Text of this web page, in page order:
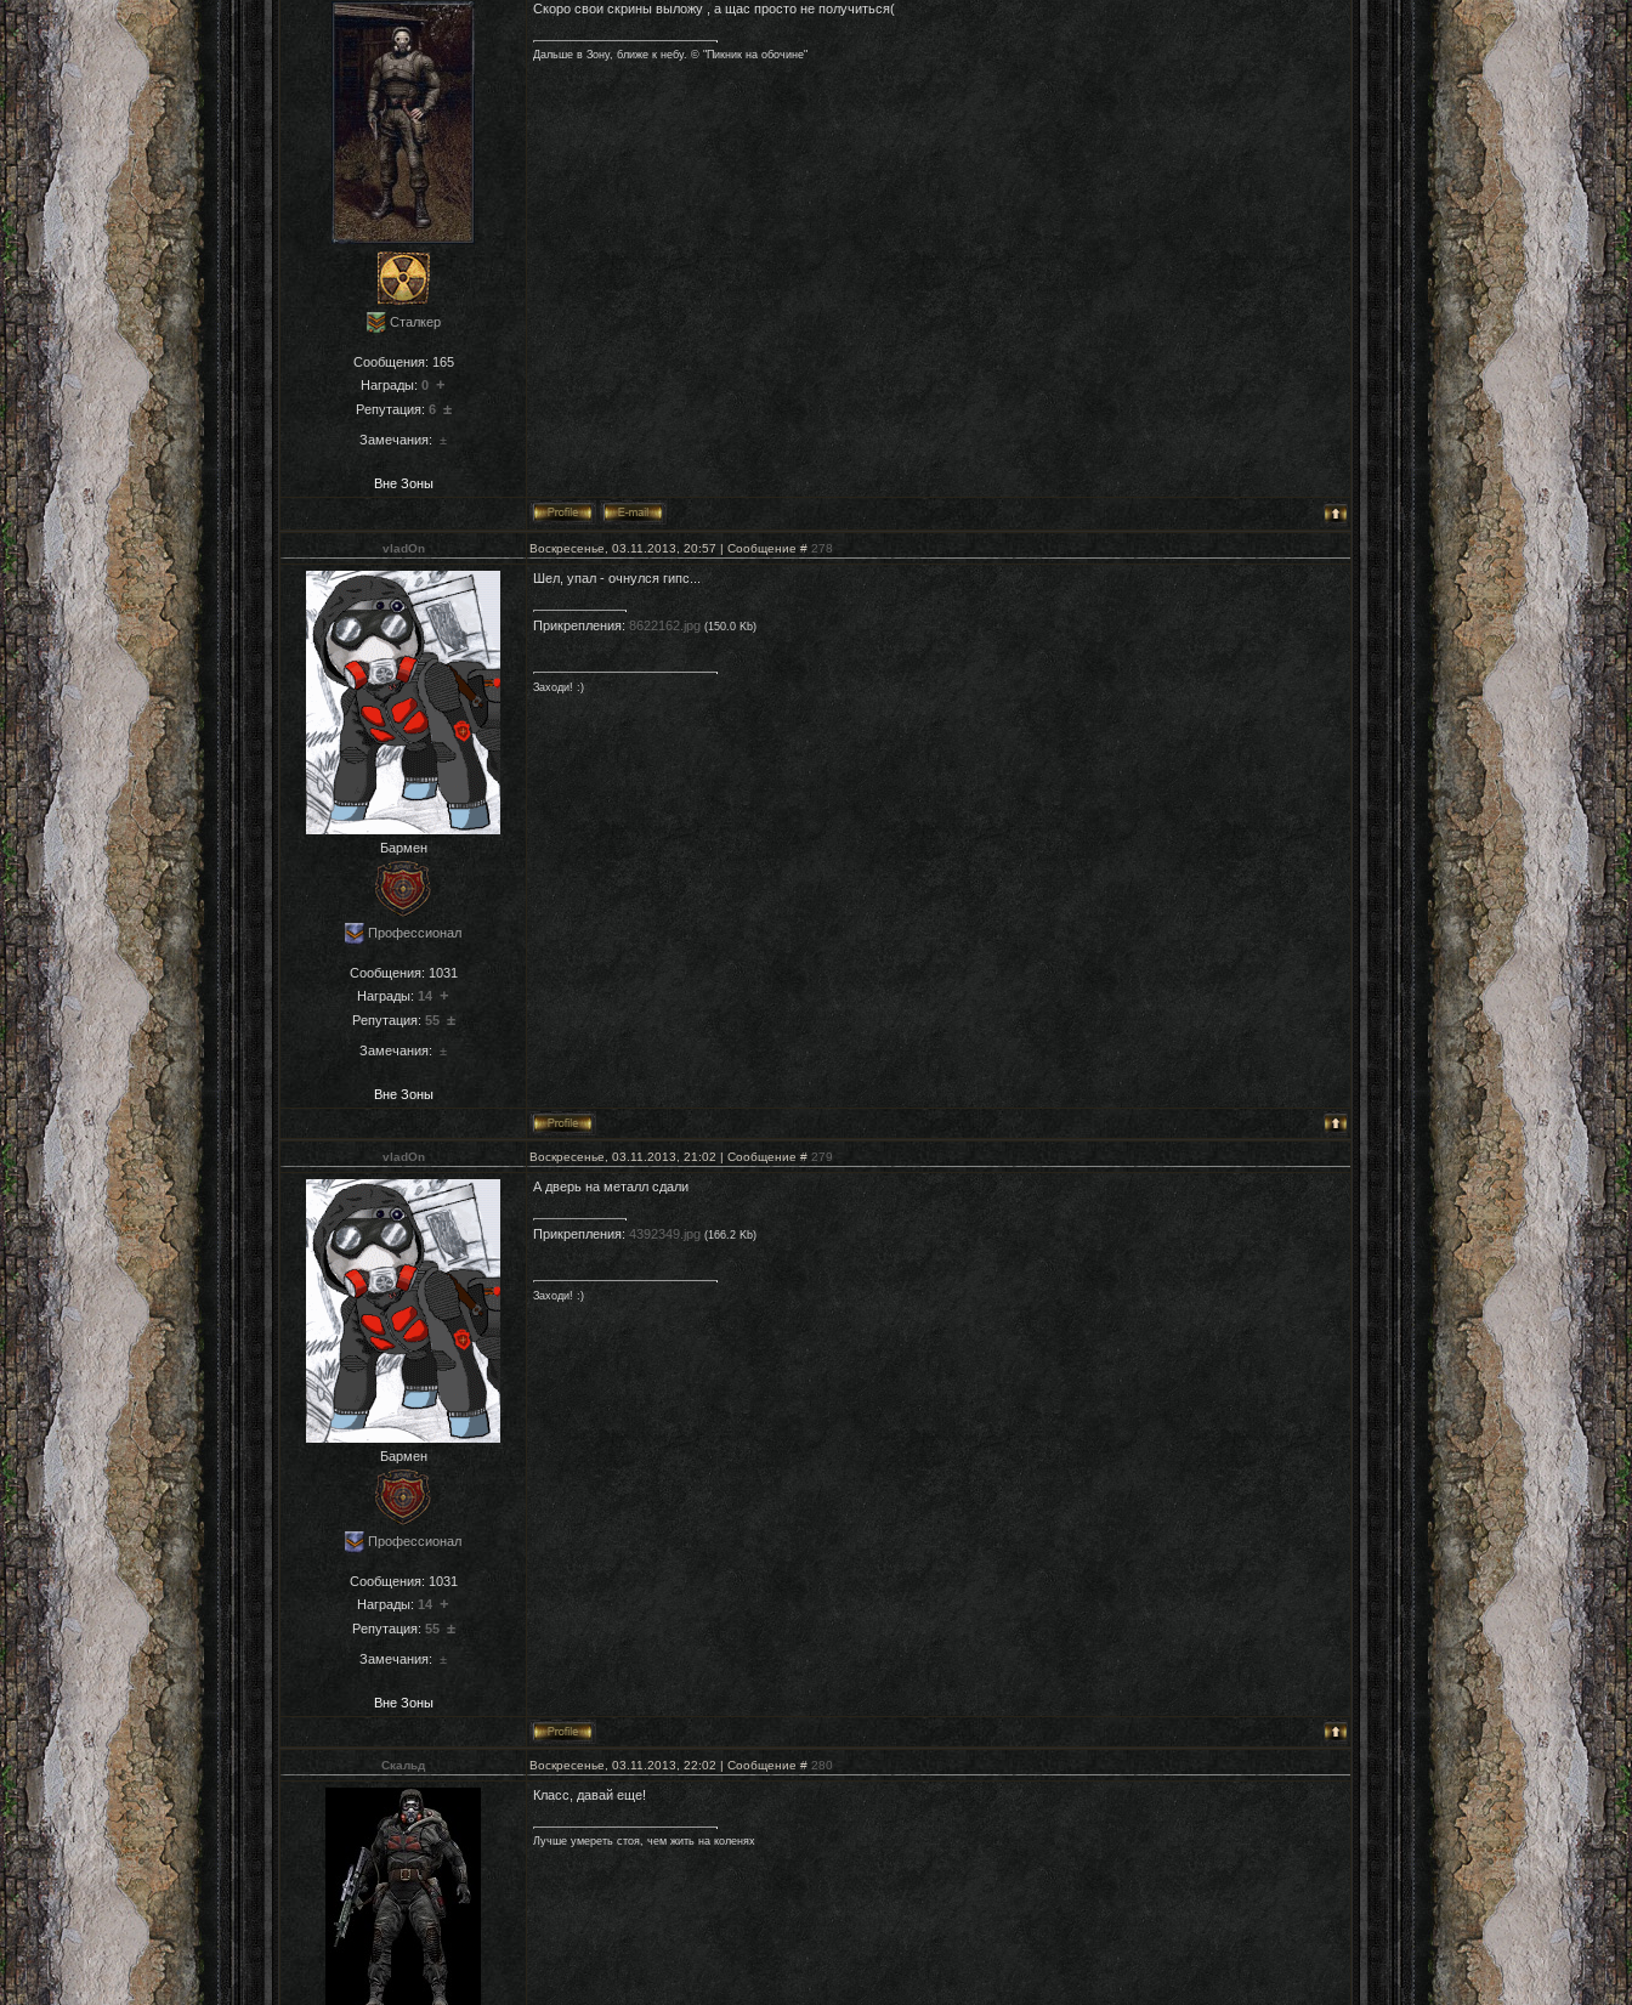
Сталкер
Сообщения: 165
Награды: 0 +
Репутация: 6 ±
Замечания: ±
Вне Зоны
Скоро свои скрины выложу , а щас просто не получиться(
Дальше в Зону, ближе к небу. © "Пикник на обочине"
vladOn Воскресенье, 03.11.2013, 20:57 | Сообщение # 278
Бармен
Профессионал
Сообщения: 1031
Награды: 14 +
Репутация: 55 ±
Замечания: ±
Вне Зоны
Шел, упал - очнулся гипс...
Прикрепления: 8622162.jpg (150.0 Kb)
Заходи! :)
vladOn Воскресенье, 03.11.2013, 21:02 | Сообщение # 279
Бармен
Профессионал
Сообщения: 1031
Награды: 14 +
Репутация: 55 ±
Замечания: ±
Вне Зоны
А дверь на металл сдали
Прикрепления: 4392349.jpg (166.2 Kb)
Заходи! :)
Скальд Воскресенье, 03.11.2013, 22:02 | Сообщение # 280
Класс, давай еще!
Лучше умереть стоя, чем жить на коленях